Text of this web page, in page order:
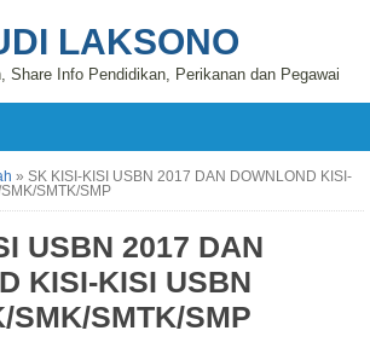
LAKSONO
Share Info Pendidikan, Perikanan dan Pegawai
» SK KISI-KISI USBN 2017 DAN DOWNLOND KISI-
SMTK/SMP
USBN 2017 DAN
KISI-KISI USBN
SMK/SMTK/SMP